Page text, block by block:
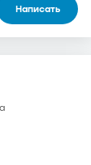
Написать